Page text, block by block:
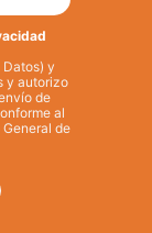
y
de
al
de